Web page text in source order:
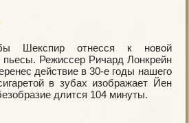
Шекспир отнесся к новой
пьесы. Режиссер Ричард Лонкрейн
действие в 30-е годы нашего
в зубах изображает Йен
длится 104 минуты.